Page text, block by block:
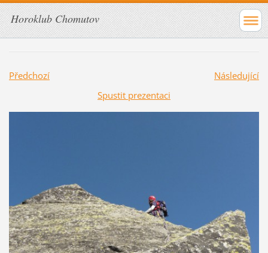
Horoklub Chomutov
Předchozí
Následující
Spustit prezentaci